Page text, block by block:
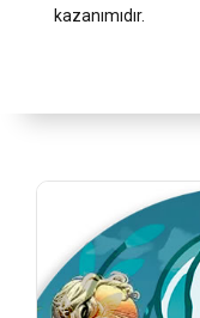
kazanımıdır.